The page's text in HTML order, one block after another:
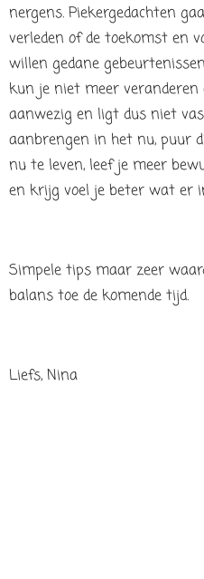
nergens. Piekergedachten
verleden of de toekomst en
willen gedane
kun je niet meer
aanwezig en ligt dus niet
aanbrengen in het nu, puur
nu te leven, leef je meer
en krijg voel je beter wat er
Simpele tips maar zeer
balans toe de komende tijd.
Liefs, Nina